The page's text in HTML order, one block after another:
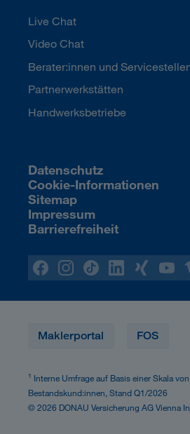
Maklerportal FOS
1 Interne Umfrage auf Basis einer Skala
Bestandskund:innen, Stand Q1/2026
© 2026 DONAU Versicherung AG Vienna
Live Chat
Video Chat
Berater:innen und
Partnerwerkstätten
Handwerksbetriebe
Datenschutz
Cookie-Informationen
Sitemap
Impressum
Barrierefreiheit